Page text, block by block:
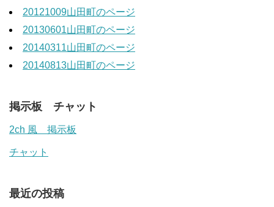
20121009山田町のページ
20130601山田町のページ
20140311山田町のページ
20140813山田町のページ
掲示板 チャット
2ch 風 掲示板
チャット
最近の投稿